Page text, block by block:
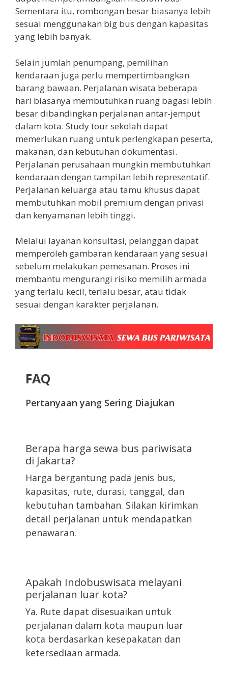
Sementara itu, rombongan besar biasanya lebih
sesuai menggunakan big bus dengan kapasitas
yang lebih banyak.
Selain jumlah penumpang, pemilihan
kendaraan juga perlu mempertimbangkan
barang bawaan. Perjalanan wisata beberapa
hari biasanya membutuhkan ruang bagasi lebih
besar dibandingkan perjalanan antar-jemput
dalam kota. Study tour sekolah dapat
memerlukan ruang untuk perlengkapan peserta,
makanan, dan kebutuhan dokumentasi.
Perjalanan perusahaan mungkin membutuhkan
kendaraan dengan tampilan lebih representatif.
Perjalanan keluarga atau tamu khusus dapat
membutuhkan mobil premium dengan privasi
dan kenyamanan lebih tinggi.
Melalui layanan konsultasi, pelanggan dapat
memperoleh gambaran kendaraan yang sesuai
sebelum melakukan pemesanan. Proses ini
membantu mengurangi risiko memilih armada
yang terlalu kecil, terlalu besar, atau tidak
sesuai dengan karakter perjalanan.
FAQ
Pertanyaan yang Sering Diajukan
Berapa harga sewa bus pariwisata
di Jakarta?
Harga bergantung pada jenis bus,
kapasitas, rute, durasi, tanggal, dan
kebutuhan tambahan. Silakan kirimkan
detail perjalanan untuk mendapatkan
penawaran.
Apakah Indobuswisata melayani
perjalanan luar kota?
Ya. Rute dapat disesuaikan untuk
perjalanan dalam kota maupun luar
kota berdasarkan kesepakatan dan
ketersediaan armada.